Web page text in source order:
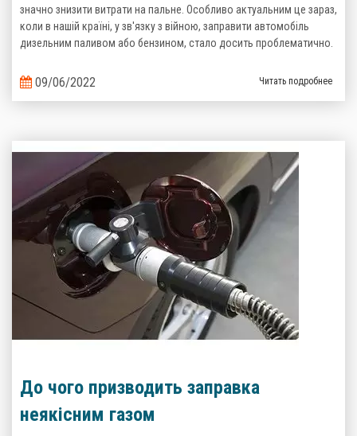
значно знизити витрати на пальне. Особливо актуальним це зараз,
коли в нашій країні, у зв'язку з війною, заправити автомобіль
дизельним паливом або бензином, стало досить проблематично.
09/06/2022 Читать подробнее
До чого призводить заправка
неякісним газом